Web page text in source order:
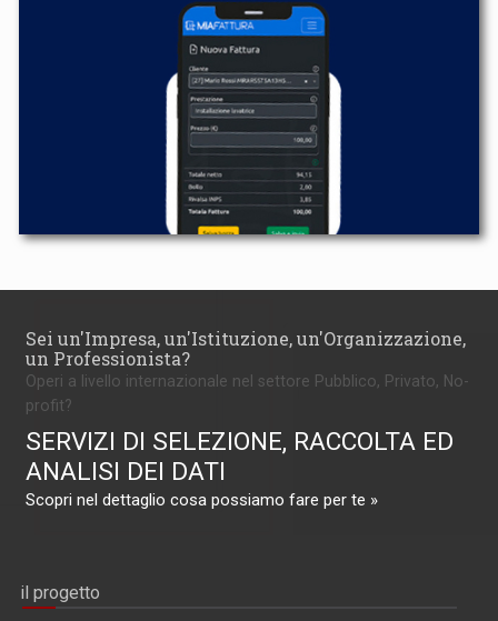
Sei un'Impresa, un'Istituzione, un'Organizzazione,
un Professionista?
Operi a livello internazionale nel settore Pubblico, Privato, No-
profit?
SERVIZI DI SELEZIONE, RACCOLTA ED
ANALISI DEI DATI
Scopri nel dettaglio cosa possiamo fare per te »
il progetto